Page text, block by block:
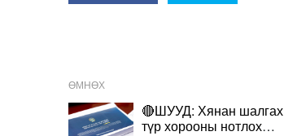
ӨМНӨХ
🔴ШУУД: Хянан шалгах
түр хорооны нотлох